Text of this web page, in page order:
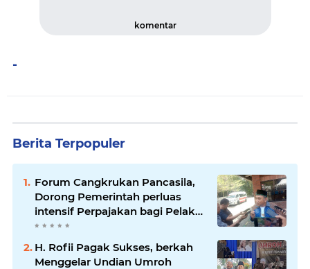
komentar
-
Berita Terpopuler
Forum Cangkrukan Pancasila,
Dorong Pemerintah perluas
intensif Perpajakan bagi Pelaku
Usaha UMKM.
H. Rofii Pagak Sukses, berkah
Menggelar Undian Umroh